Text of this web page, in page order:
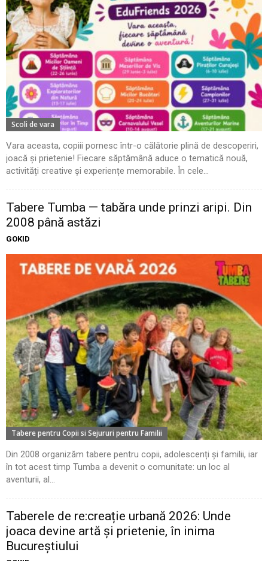
Scoli de vara
Vara aceasta, copiii pornesc într-o călătorie plină de descoperiri,
joacă și prietenie! Fiecare săptămână aduce o tematică nouă,
activități creative și experiențe memorabile. În cele...
Tabere Tumba — tabăra unde prinzi aripi. Din
2008 până astăzi
GOKID
Tabere pentru Copii si Sejururi pentru Familii
Din 2008 organizăm tabere pentru copii, adolescenți și familii, iar
în tot acest timp Tumba a devenit o comunitate: un loc al
aventurii, al...
Taberele de re:creație urbană 2026: Unde
joaca devine artă și prietenie, în inima
Bucureștiului